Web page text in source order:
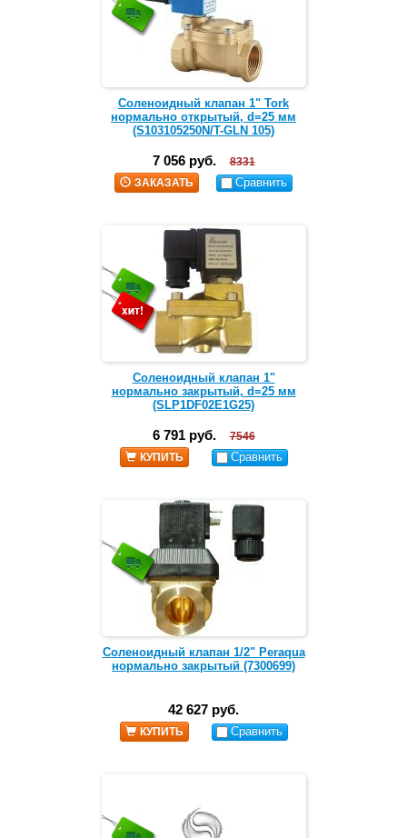
Соленоидный клапан 1" Tork
нормально открытый, d=25 мм
(S103105250N/T-GLN 105)
7 056 руб.
8331
ЗАКАЗАТЬ
Сравнить
Соленоидный клапан 1"
нормально закрытый, d=25 мм
(SLP1DF02E1G25)
6 791 руб.
7546
КУПИТЬ
Сравнить
Соленоидный клапан 1/2" Peraqua
нормально закрытый (7300699)
42 627 руб.
КУПИТЬ Сравнить